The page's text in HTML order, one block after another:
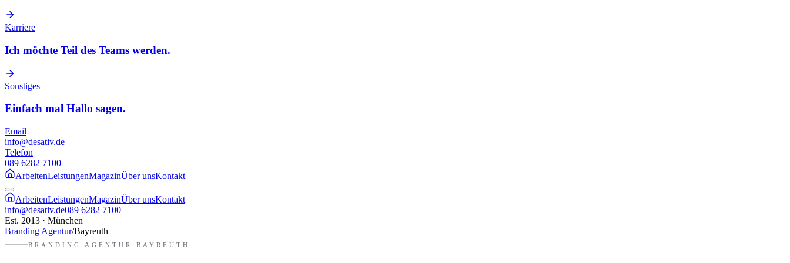
Karriere
Ich möchte Teil des Teams werden.
Sonstiges
Einfach mal Hallo sagen.
Email
info@desativ.de
Telefon
089 6282 7100
ArbeitenLeistungenMagazinÜber unsKontakt
ArbeitenLeistungenMagazinÜber unsKontakt
info@desativ.de089 6282 7100
Est. 2013 · München
Branding Agentur/Bayreuth
BRANDING AGENTUR BAYREUTH